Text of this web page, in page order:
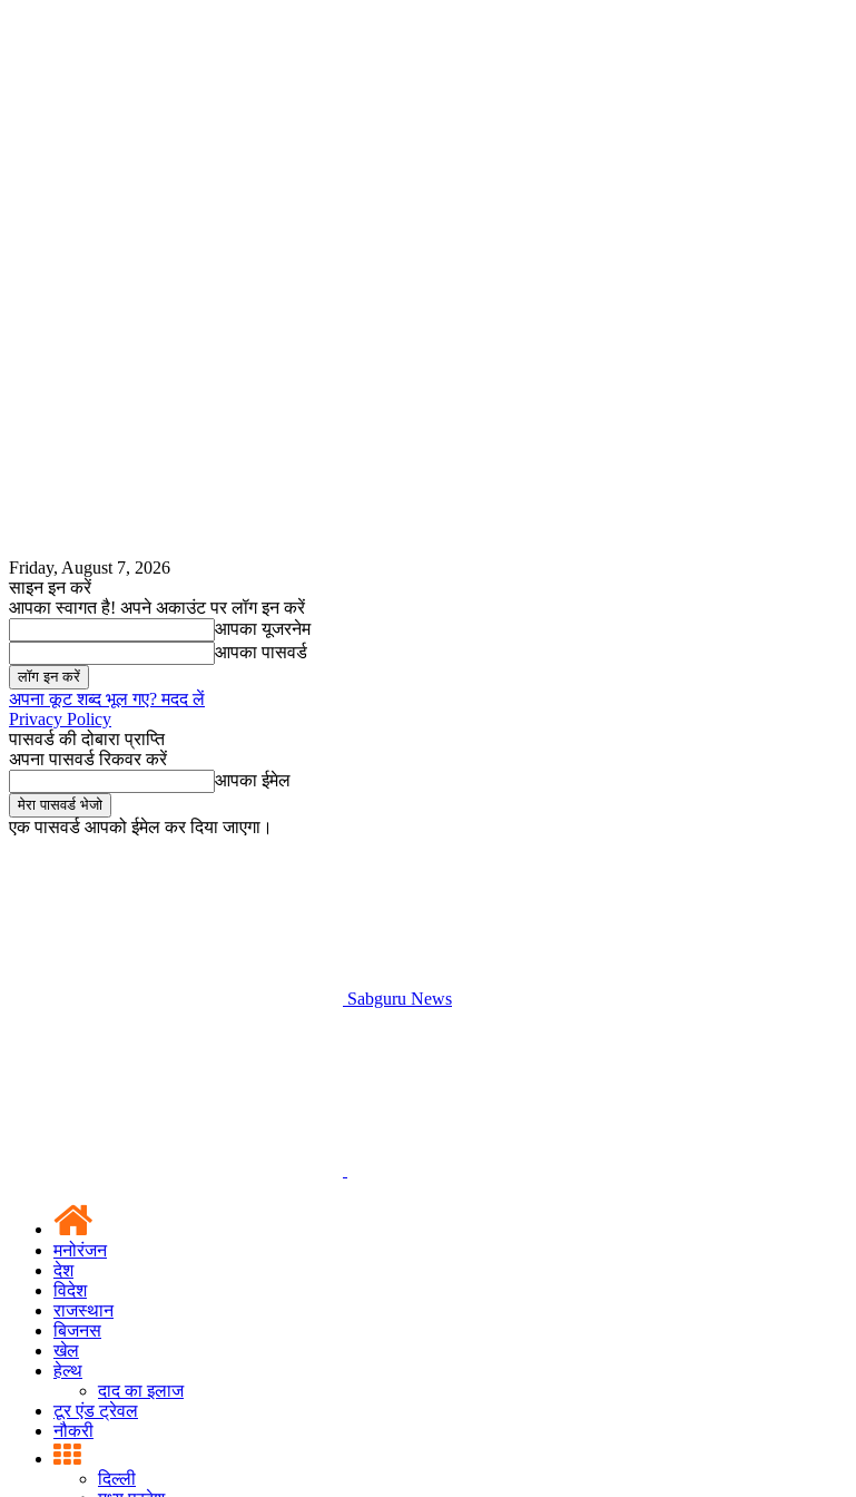
Friday, August 7, 2026
साइन इन करें
आपका स्वागत है! अपने अकाउंट पर लॉग इन करें
आपका यूजरनेम
आपका पासवर्ड
अपना कूट शब्द भूल गए? मदद लें
Privacy Policy
पासवर्ड की दोबारा प्राप्ति
अपना पासवर्ड रिकवर करें
आपका ईमेल
एक पासवर्ड आपको ईमेल कर दिया जाएगा।
Sabguru News
मनोरंजन
देश
विदेश
राजस्थान
बिजनस
खेल
हेल्थ
दाद का इलाज
टूर एंड ट्रेवल
नौकरी
दिल्ली